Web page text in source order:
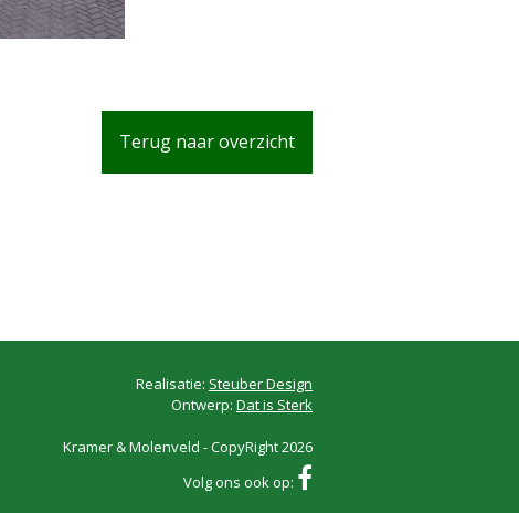
Terug naar overzicht
Realisatie: Steuber Design
Ontwerp: Dat is Sterk
Kramer & Molenveld - CopyRight 2026
Volg ons ook op: